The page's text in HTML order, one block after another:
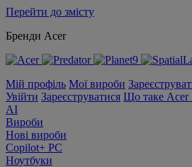
Перейти до змісту
Бренди Acer
Мій профіль Мої вироби
Увійти Зареєструватися Що таке Acer
AI
Вироби
Нові вироби
Copilot+ PC
Ноутбуки